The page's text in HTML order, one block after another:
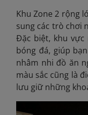
Khu Zone 2 rộng
sung các trò chơi
Đặc biệt, khu vực
bóng đá, giúp
nhâm nhi đồ ăn
màu sắc cũng là
lưu giữ những